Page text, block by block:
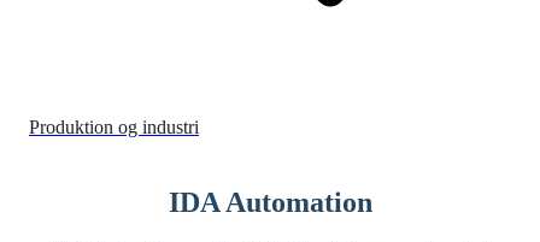
Produktion og industri
IDA Automation